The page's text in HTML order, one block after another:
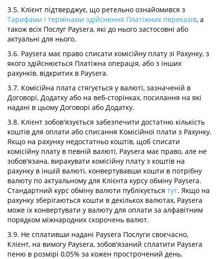
3.5. Клієнт підтверджує, що ретельно ознайомився з
Тарифами і термінами здійснення Платіжних переказів, а
також всіх Послуг Paysera, які до нього застосовні або
актуальні для нього.
3.6. Paysera має право списати комісійну плату зі Рахунку, з
якого здійснюється Платіжна операція, або з інших
рахунків, відкритих в Paysera.
3.7. Комісійна плата стягується у валюті, зазначеній в
Договорі, Додатку або на веб-сторінках, посилання на які
надані в цьому Договорі або Додатку.
3.8. Клієнт зобов'язується забезпечити достатню кількість
коштів для оплати або списання Комісійної плати з Рахунку.
Якщо на рахунку недостатньо коштів, щоб списати
комісійну плату в певній валюті, Paysera має право, але не
зобов'язана, вирахувати комісійну плату з коштів на
рахунку в іншій валюті, конвертувавши кошти в потрібну
валюту по актуальному для Клієнта курсу обміну Paysera.
Стандартний курс обміну валюти публікується тут. Якщо на
рахунку зберігаються кошти в декількох валютах, Paysera
може їх конвертувати у валюту для оплати за алфавітним
порядком міжнародних скорочень валют.
3.9. Не сплативши надані Paysera Послуги своєчасно,
Клієнт, на вимогу Paysera, зобов'язаний сплатити Paysera
пеню в розмірі 0,05% за кожен прострочений день.